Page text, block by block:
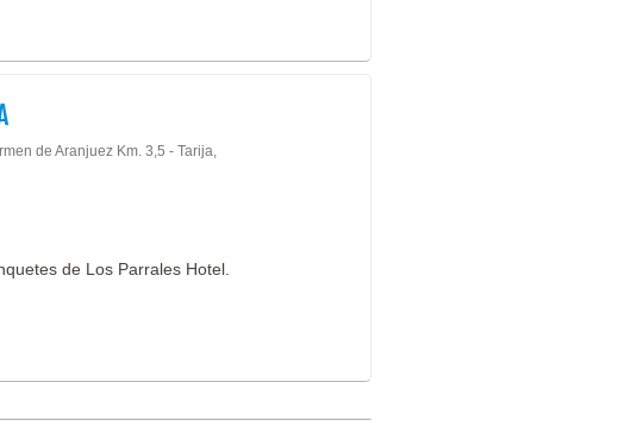
de Aranjuez Km. 3,5 - Tarija,
de Los Parrales Hotel.